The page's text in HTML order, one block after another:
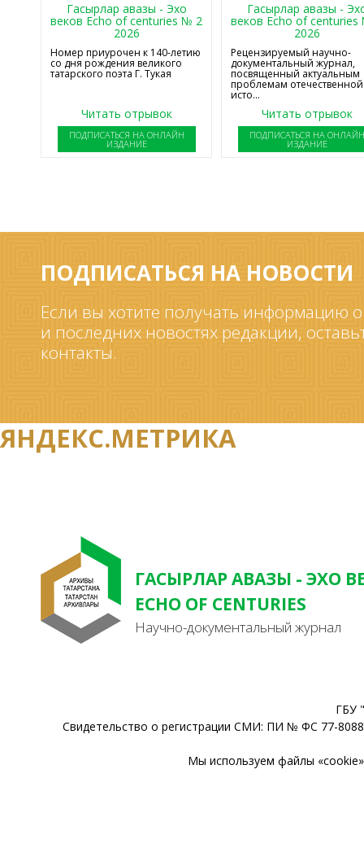
Гасырлар авазы - Эхо
веков Echo of centuries № 2
2026
Номер приурочен к 140-летию
со дня рождения великого
татарского поэта Г. Тукая
Читать отрывок
ПОДПИСАТЬСЯ НА ОНЛАЙН
ИЗДАНИЕ
Гасырлар авазы -
веков Echo of
2026
Рецензируемый научно-
документальный журнал,
посвященный актуальным
проблемам отечественной
исто...
Читать отрывок
ПОДПИСАТЬСЯ НА
ИЗДАНИЕ
ПОДПИСАТЬСЯ НА НОВОСТИ
Если вы хотите получать информацию
и последних новостях редакции,
контакты.
ЯНДЕКС.МЕТРИКА
ГАСЫРЛАР АВАЗЫ - ЭХО
ECHO OF CENTURIES
Научно-документальный журнал
ГБУ
Свидетельство о регистрации СМИ: ПИ № ФС 77-
Мы используем файлы «cookie»